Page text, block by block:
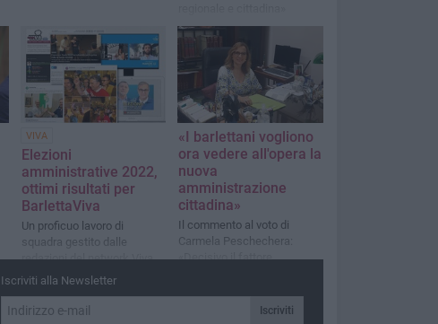
VIVA
Elezioni
amministrative 2022,
ottimi risultati per
BarlettaViva
Un proficuo lavoro di
squadra gestito dalle
redazioni del network Viva
nelle città al voto
«I barlettani vogliono
ora vedere all'opera la
nuova
amministrazione
cittadina»
Il commento al voto di
Carmela Peschechera:
«Decisivo il fattore
Iscriviti alla Newsletter
Iscriviti